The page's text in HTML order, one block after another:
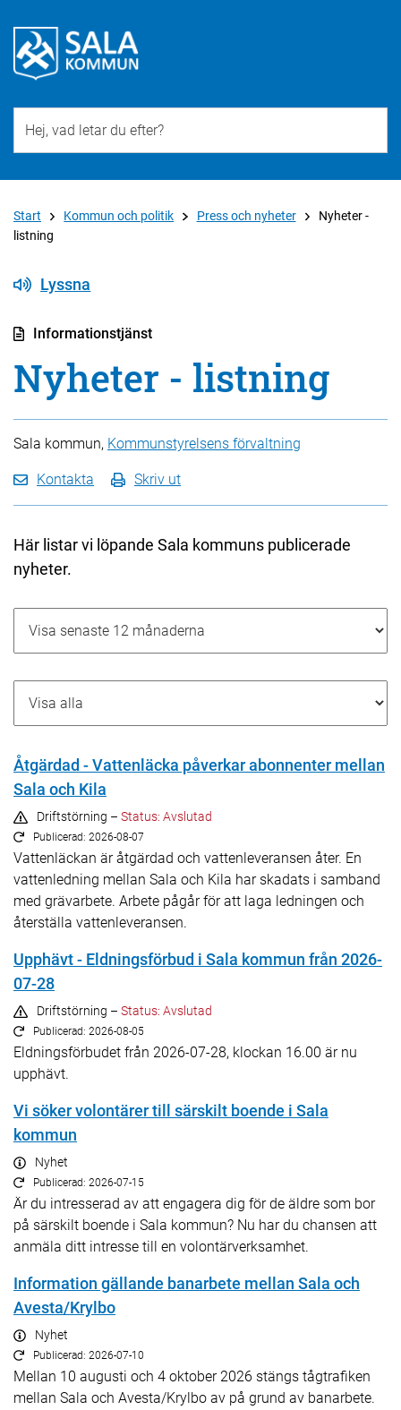
Start Kommun och politik Press och nyheter
Nyheter -
listning
Lyssna
Informationstjänst
Nyheter - listning
Sala kommun, Kommunstyrelsens förvaltning
Kontakta Skriv ut
Här listar vi löpande Sala kommuns publicerade
nyheter.
Åtgärdad - Vattenläcka påverkar abonnenter mellan
Sala och Kila
Driftstörning – Status: Avslutad
Publicerad: 2026-08-07
Vattenläckan är åtgärdad och vattenleveransen åter. En
vattenledning mellan Sala och Kila har skadats i samband
med grävarbete. Arbete pågår för att laga ledningen och
återställa vattenleveransen.
Upphävt - Eldningsförbud i Sala kommun från 2026-
07-28
Driftstörning – Status: Avslutad
Publicerad: 2026-08-05
Eldningsförbudet från 2026-07-28, klockan 16.00 är nu
upphävt.
Vi söker volontärer till särskilt boende i Sala
kommun
Nyhet
Publicerad: 2026-07-15
Är du intresserad av att engagera dig för de äldre som bor
på särskilt boende i Sala kommun? Nu har du chansen att
anmäla ditt intresse till en volontärverksamhet.
Information gällande banarbete mellan Sala och
Avesta/Krylbo
Nyhet
Publicerad: 2026-07-10
Mellan 10 augusti och 4 oktober 2026 stängs tågtrafiken
mellan Sala och Avesta/Krylbo av på grund av banarbete.